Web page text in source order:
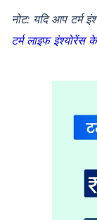
नोट: यदि आप टर्म
टर्म लाइफ इंश्योरेंस